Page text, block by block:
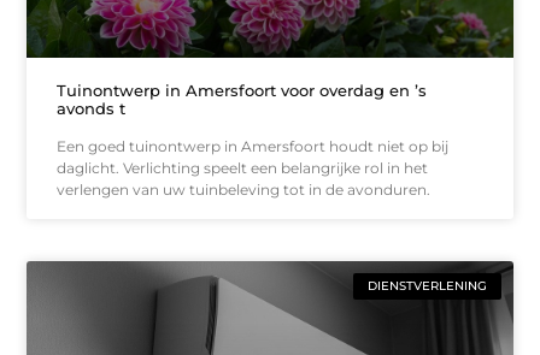
Tuinontwerp in Amersfoort voor overdag en ’s
avonds t
Een goed tuinontwerp in Amersfoort houdt niet op bij
daglicht. Verlichting speelt een belangrijke rol in het
verlengen van uw tuinbeleving tot in de avonduren.
DIENSTVERLENING